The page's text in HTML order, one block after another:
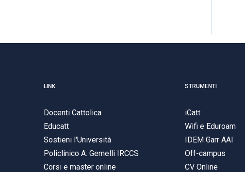
LINK
Docenti Cattolica
Educatt
Sostieni l'Università
Policlinico A. Gemelli IRCCS
Corsi e master online
STRUMENTI
iCatt
Wifi e Eduroam
IDEM Garr AAI
Off-campus
CV Online